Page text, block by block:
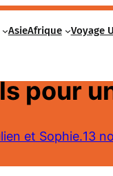
AsieAfrique Voyage
et
pour
et Sophie.13